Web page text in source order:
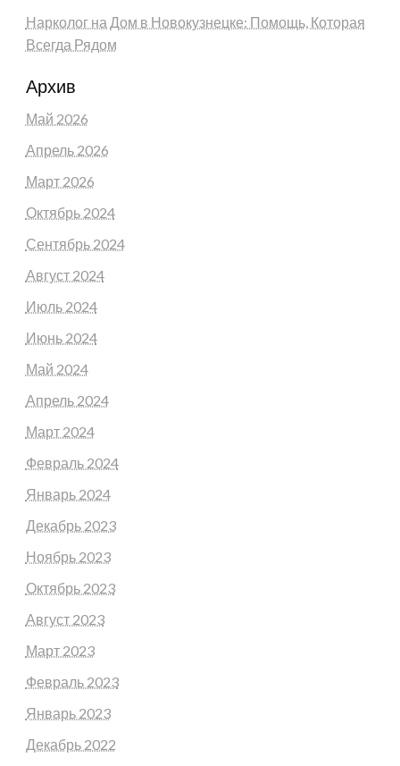
Нарколог на Дом в Новокузнецке: Помощь, Которая
Всегда Рядом
Архив
Май 2026
Апрель 2026
Март 2026
Октябрь 2024
Сентябрь 2024
Август 2024
Июль 2024
Июнь 2024
Май 2024
Апрель 2024
Март 2024
Февраль 2024
Январь 2024
Декабрь 2023
Ноябрь 2023
Октябрь 2023
Август 2023
Март 2023
Февраль 2023
Январь 2023
Декабрь 2022